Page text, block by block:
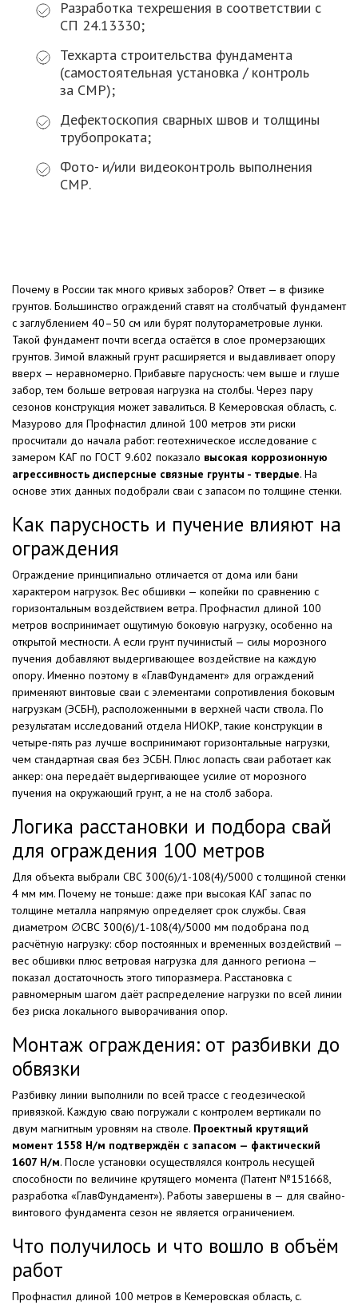
Разработка техрешения в соответствии с
СП 24.13330;
Техкарта строительства фундамента
(самостоятельная установка / контроль
за СМР);
Дефектоскопия сварных швов и толщины
трубопроката;
Фото- и/или видеоконтроль выполнения
СМР.
Почему в России так много кривых заборов? Ответ — в физике
грунтов. Большинство ограждений ставят на столбчатый фундамент
с заглублением 40–50 см или бурят полутораметровые лунки.
Такой фундамент почти всегда остаётся в слое промерзающих
грунтов. Зимой влажный грунт расширяется и выдавливает опору
вверх — неравномерно. Прибавьте парусность: чем выше и глуше
забор, тем больше ветровая нагрузка на столбы. Через пару
сезонов конструкция может завалиться. В Кемеровская область, с.
Мазурово для Профнастил длиной 100 метров эти риски
просчитали до начала работ: геотехническое исследование с
замером КАГ по ГОСТ 9.602 показало высокая коррозионную
агрессивность дисперсные связные грунты - твердые. На
основе этих данных подобрали сваи с запасом по толщине стенки.
Как парусность и пучение влияют на
ограждения
Ограждение принципиально отличается от дома или бани
характером нагрузок. Вес обшивки — копейки по сравнению с
горизонтальным воздействием ветра. Профнастил длиной 100
метров воспринимает ощутимую боковую нагрузку, особенно на
открытой местности. А если грунт пучинистый — силы морозного
пучения добавляют выдергивающее воздействие на каждую
опору. Именно поэтому в «ГлавФундамент» для ограждений
применяют винтовые сваи с элементами сопротивления боковым
нагрузкам (ЭСБН), расположенными в верхней части ствола. По
результатам исследований отдела НИОКР, такие конструкции в
четыре-пять раз лучше воспринимают горизонтальные нагрузки,
чем стандартная свая без ЭСБН. Плюс лопасть сваи работает как
анкер: она передаёт выдергивающее усилие от морозного
пучения на окружающий грунт, а не на столб забора.
Логика расстановки и подбора свай
для ограждения 100 метров
Для объекта выбрали СВС 300(6)/1-108(4)/5000 с толщиной стенки
4 мм мм. Почему не тоньше: даже при высокая КАГ запас по
толщине металла напрямую определяет срок службы. Свая
диаметром ∅СВС 300(6)/1-108(4)/5000 мм подобрана под
расчётную нагрузку: сбор постоянных и временных воздействий —
вес обшивки плюс ветровая нагрузка для данного региона —
показал достаточность этого типоразмера. Расстановка с
равномерным шагом даёт распределение нагрузки по всей линии
без риска локального выворачивания опор.
Монтаж ограждения: от разбивки до
обвязки
Разбивку линии выполнили по всей трассе с геодезической
привязкой. Каждую сваю погружали с контролем вертикали по
двум магнитным уровням на стволе. Проектный крутящий
момент 1558 Н/м подтверждён с запасом — фактический
1607 Н/м. После установки осуществлялся контроль несущей
способности по величине крутящего момента (Патент №151668,
разработка «ГлавФундамент»). Работы завершены в — для свайно-
винтового фундамента сезон не является ограничением.
Что получилось и что вошло в объём
работ
Профнастил длиной 100 метров в Кемеровская область, с.